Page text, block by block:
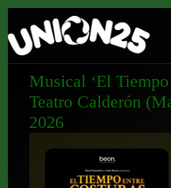
Musical ‘El Tiempo
Teatro Calderón
2026